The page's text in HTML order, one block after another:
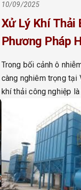
10/09/2025
Xử Lý Khí Thải
Phương Pháp
Pháp Hiệu Quả
Nghiệp 2025
Trong bối cảnh ô
càng nghiêm trọng tại
khí thải công nghiệp
để bảo vệ môi trường
đồng. Các nhà máy xi
hóa chất thường thải
như SOx, NOx, HCl, […]